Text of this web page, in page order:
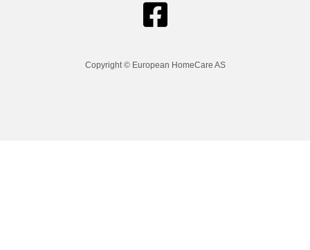
Copyright © European HomeCare AS